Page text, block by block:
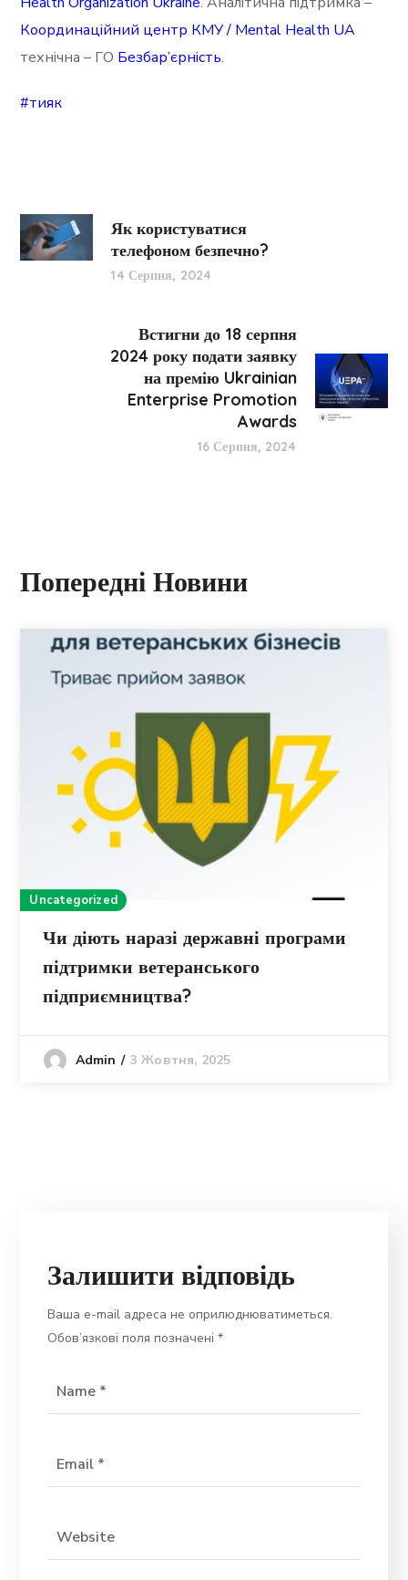
Координаційний центр КМУ / Mental Health UA
технічна – ГО Безбар’єрність.
#тияк
Як користуватися
телефоном безпечно?
14 Серпня, 2024
Встигни до 18 серпня
2024 року подати заявку
на премію Ukrainian
Enterprise Promotion
Awards
16 Серпня, 2024
Попередні Новини
Uncategorized
Чи діють наразі державні програми
підтримки ветеранського
підприємництва?
Admin 3 Жовтня, 2025
Залишити відповідь
Ваша e-mail адреса не оприлюднюватиметься.
Обов’язкові поля позначені*